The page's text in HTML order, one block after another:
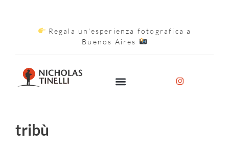
Regala un'esperienza fotografica a
Buenos Aires
tribù